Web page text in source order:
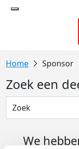
Sponsor
Zoek een
We